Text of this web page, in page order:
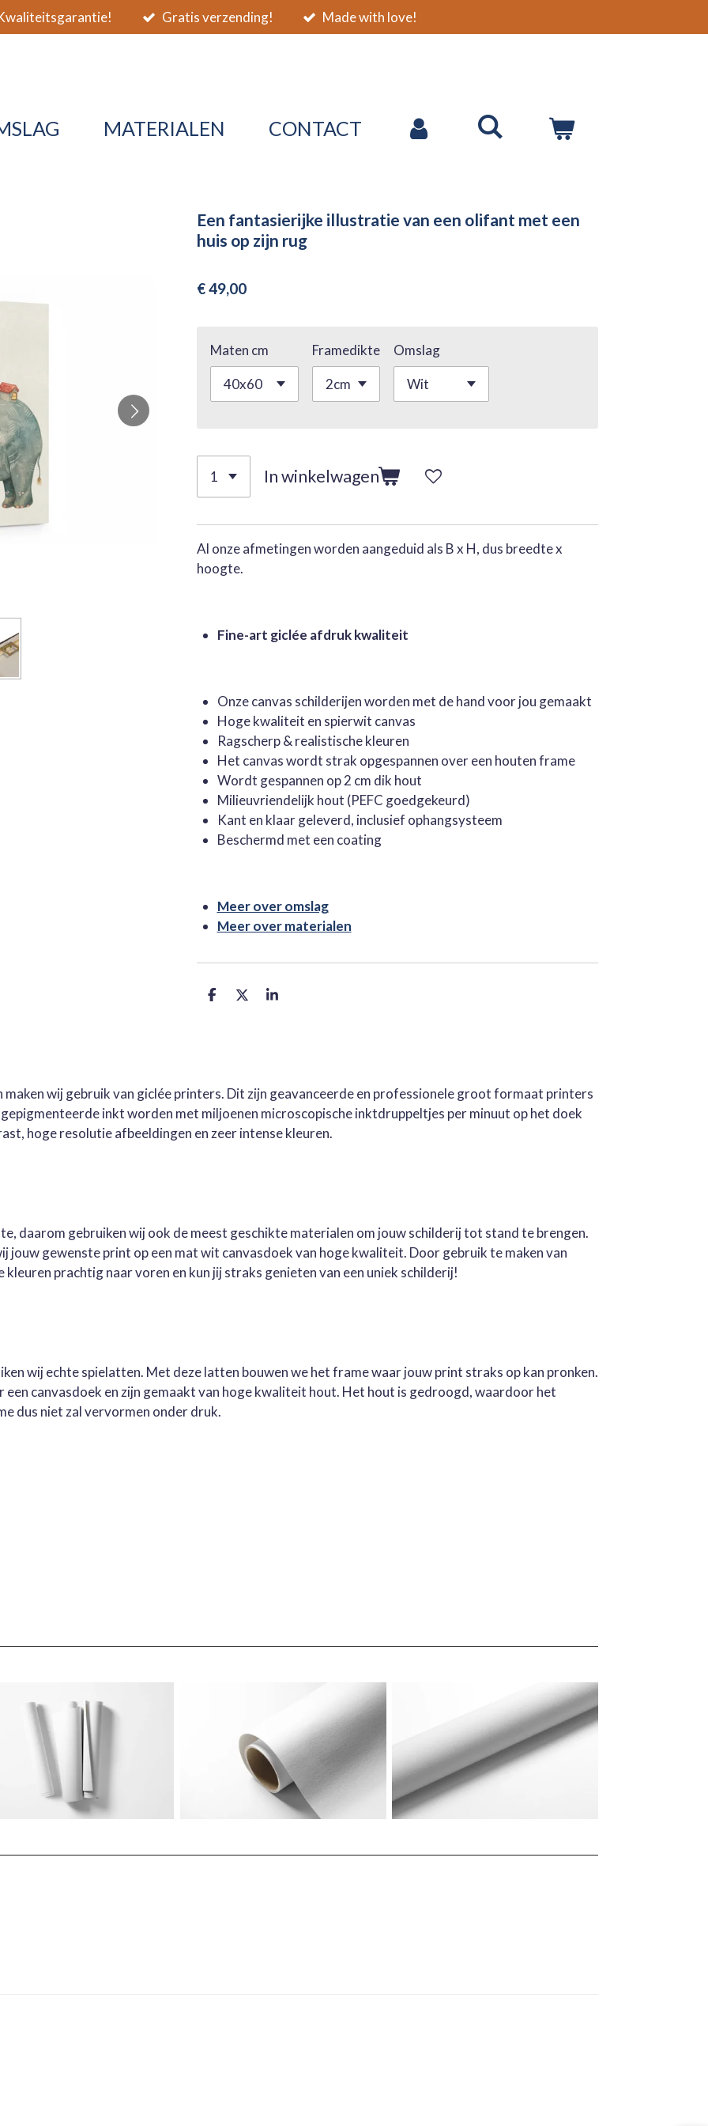
Gratis verzending! Made with love!
MATERIALEN CONTACT
Een fantasierijke illustratie van een olifant met een
huis op zijn rug
€ 49,00
Maten cm Framedikte Omslag
In winkelwagen
Al onze afmetingen worden aangeduid als B x H, dus breedte x
hoogte.
Fine-art giclée afdruk kwaliteit
Onze canvas schilderijen worden met de hand voor jou gemaakt
Hoge kwaliteit en spierwit canvas
Ragscherp & realistische kleuren
Het canvas wordt strak opgespannen over een houten frame
Wordt gespannen op 2 cm dik hout
Milieuvriendelijk hout (PEFC goedgekeurd)
Kant en klaar geleverd, inclusief ophangsysteem
Beschermd met een coating
Meer over omslag
Meer over materialen
D
D
S
wij gebruik van giclée printers. Dit zijn geavanceerde en professionele groot formaat printers
inkt worden met miljoenen microscopische inktdruppeltjes per minuut op het doek
hoge resolutie afbeeldingen en zeer intense kleuren.
daarom gebruiken wij ook de meest geschikte materialen om jouw schilderij tot stand te brengen.
jouw gewenste print op een mat wit canvasdoek van hoge kwaliteit. Door gebruik te maken van
prachtig naar voren en kun jij straks genieten van een uniek schilderij!
wij echte spielatten. Met deze latten bouwen we het frame waar jouw print straks op kan pronken.
canvasdoek en zijn gemaakt van hoge kwaliteit hout. Het hout is gedroogd, waardoor het
dus niet zal vervormen onder druk.